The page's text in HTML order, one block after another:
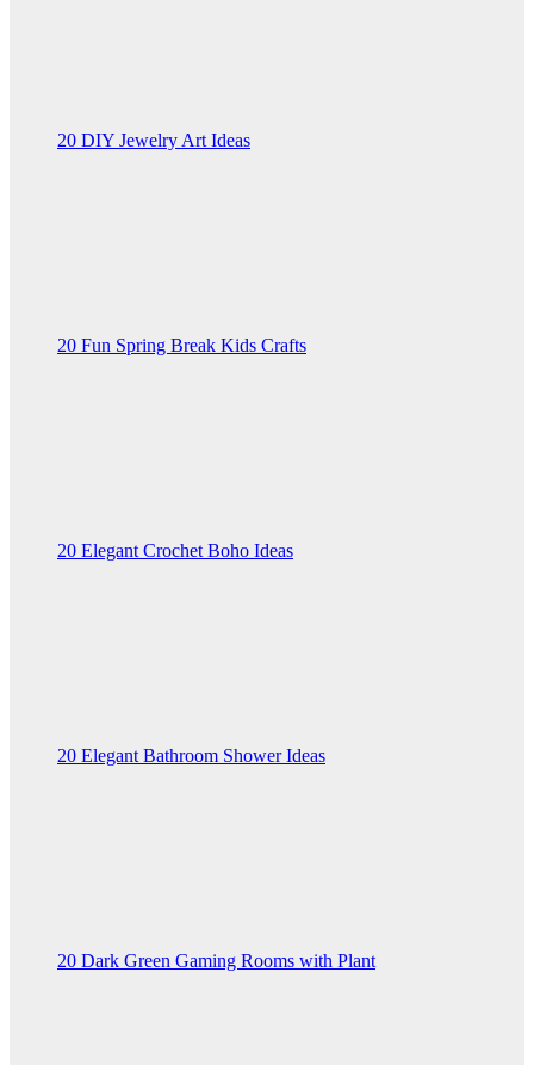
20 DIY Jewelry Art Ideas
20 Fun Spring Break Kids Crafts
20 Elegant Crochet Boho Ideas
20 Elegant Bathroom Shower Ideas
20 Dark Green Gaming Rooms with Plant